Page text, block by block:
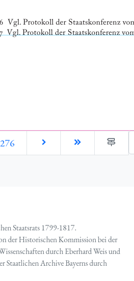
276
Staatsrats 1799-1817.
der Historischen Kommission bei der
durch Eberhard Weis und
Staatlichen Archive Bayerns durch